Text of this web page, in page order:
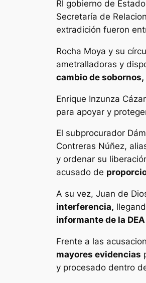
Rl gobierno de
Secretaría de
extradición fueron
Rocha Moya y su
ametralladoras y
cambio de sobornos,
Enrique Inzunza
para apoyar y
El subprocurador
Contreras Núñez,
y ordenar su
acusado de
A su vez, Juan de
interferencia,
informante de la DEA
Frente a las
mayores evidencias
y procesado dentro